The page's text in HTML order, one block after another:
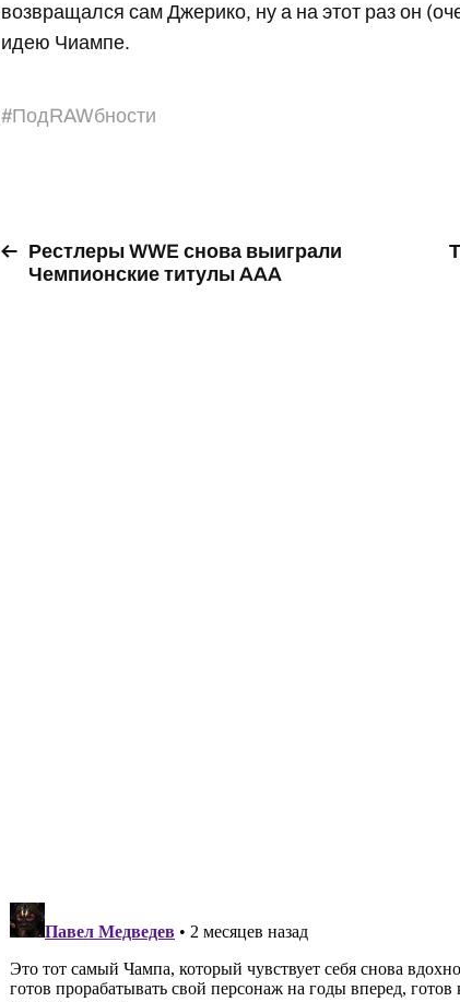
возвращался сам Джерико, ну а на этот раз он
идею Чиампе.
#ПодRAWбности
Рестлеры WWE снова выиграли
Чемпионские титулы AAA